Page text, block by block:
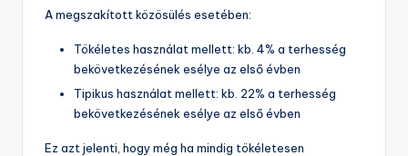
A megszakított közösülés esetében:
Tökéletes használat mellett: kb. 4% a terhesség
bekövetkezésének esélye az első évben
Tipikus használat mellett: kb. 22% a terhesség
bekövetkezésének esélye az első évben
Ez azt jelenti, hogy még ha mindig tökéletesen